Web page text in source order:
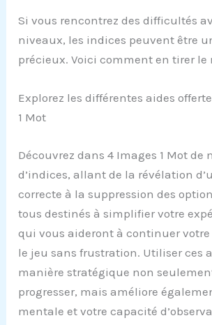
Si vous rencontrez des difficultés
niveaux, les indices peuvent être
précieux. Voici comment en tirer
Explorez les différentes aides
1 Mot
Découvrez dans 4 Images 1 Mot de
d’indices, allant de la révélation
correcte à la suppression des
tous destinés à simplifier votre
qui vous aideront à continuer
le jeu sans frustration. Utiliser ces
manière stratégique non
progresser, mais améliore
mentale et votre capacité